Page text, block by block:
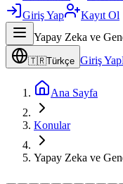
Giriş Yap
Kayıt Ol
Yapay Zeka ve
🇹🇷Türkçe Giriş Yap
Ana Sayfa
Konular
Yapay Zeka ve